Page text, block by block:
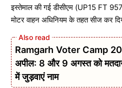
इस्तेमाल की गई डीसीएम (UP15 FT
मोटर वाहन अधिनियम के तहत सीज कर
Ramgarh Voter Camp
अपील: 8 और 9 अगस्त को
में जुड़वाएं नाम